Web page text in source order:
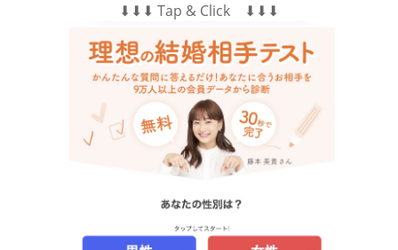
⬇︎⬇︎⬇︎ Tap & Click ⬇︎⬇︎⬇︎